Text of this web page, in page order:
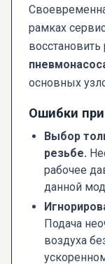
рамках
восстановить
основных
Ошибки
Выбор
резьбе.
рабочее
данной
Подача
воздуха